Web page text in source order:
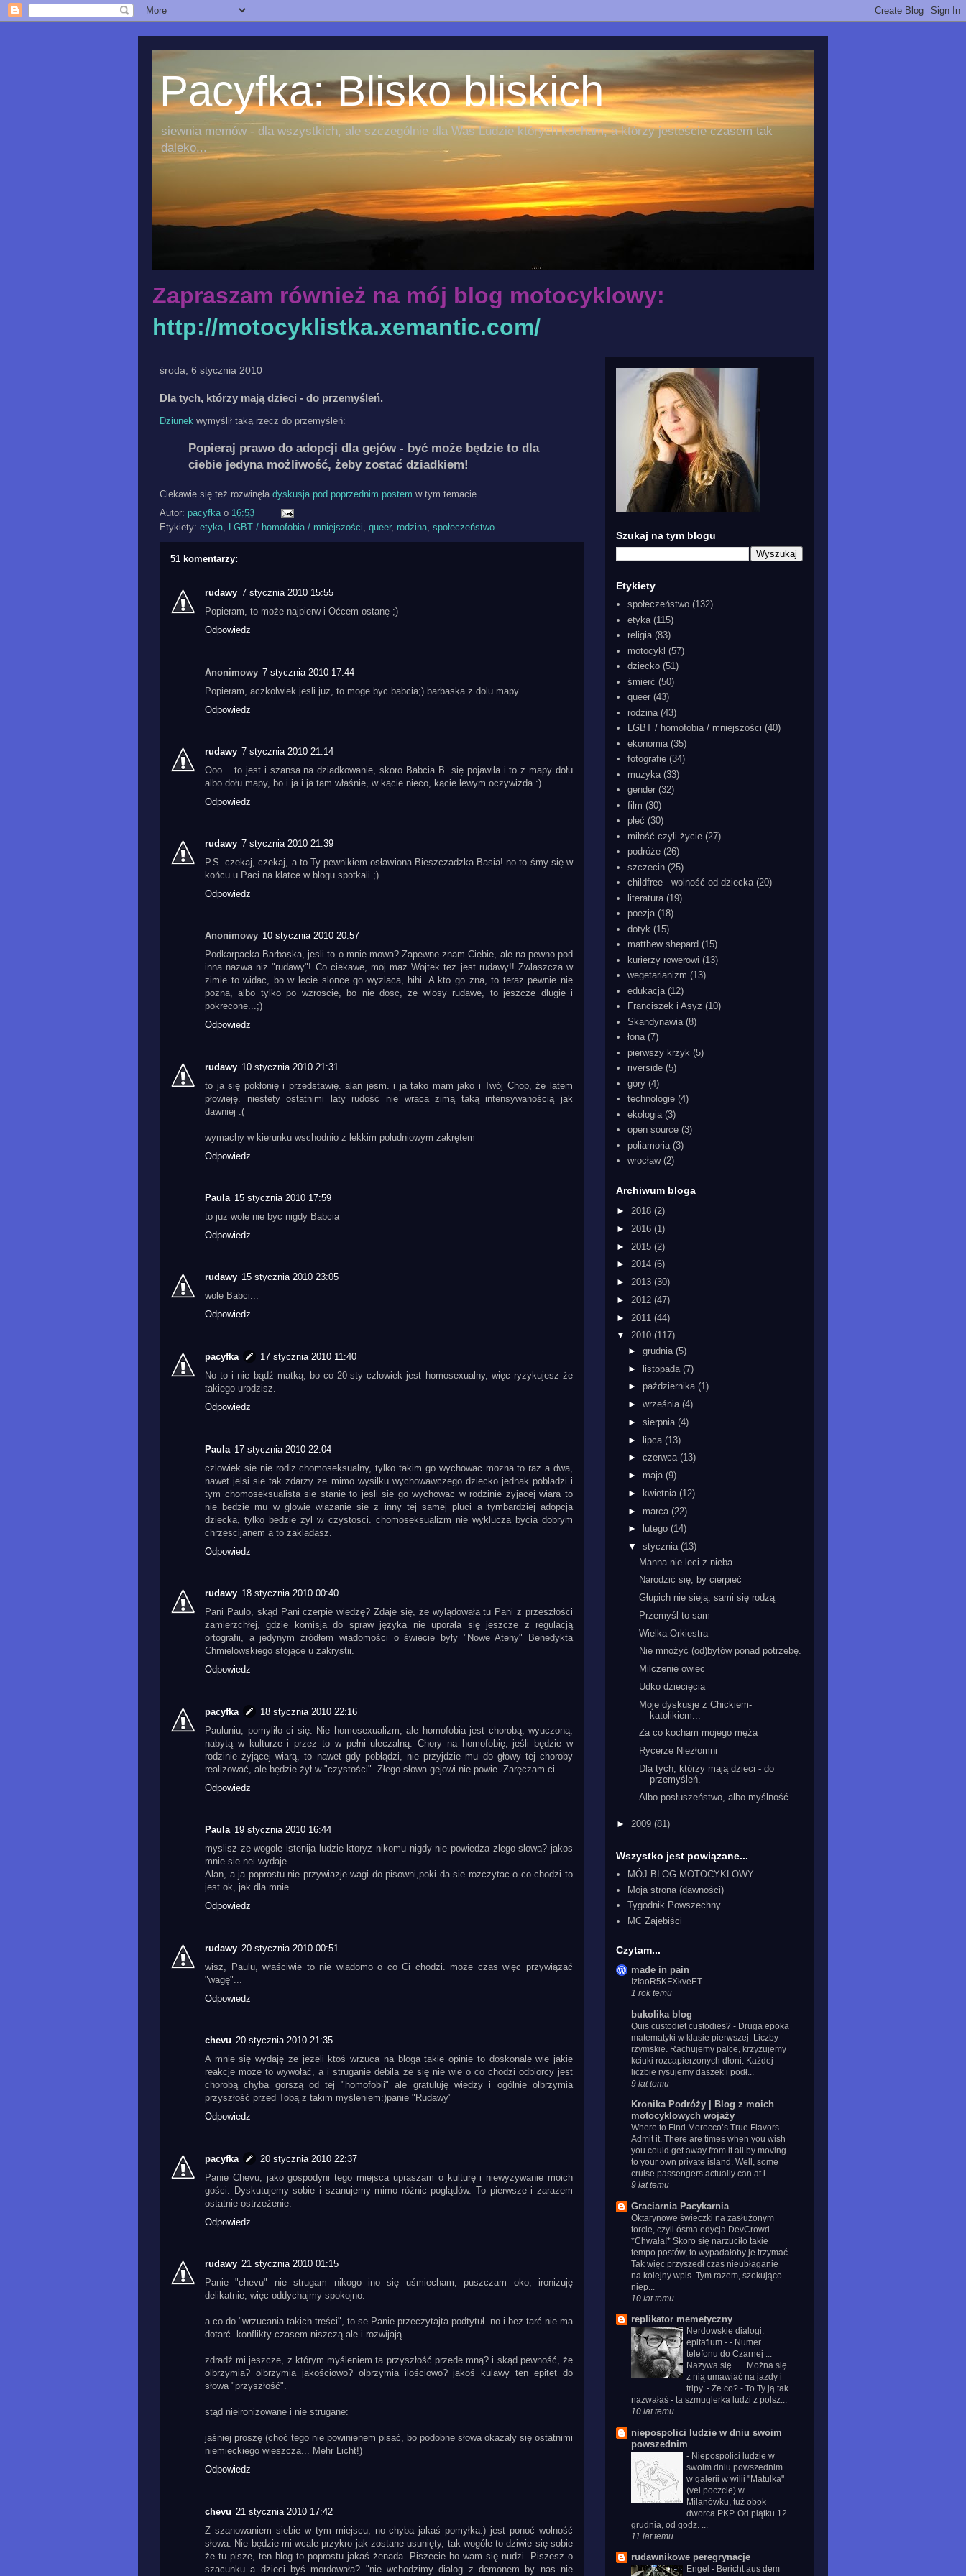
Pacyfka: Blisko bliskich
siewnia memów - dla wszystkich, ale szczególnie dla Was Ludzie których kocham, a którzy jesteście czasem tak
daleko...
Zapraszam również na mój blog motocyklowy:
http://motocyklistka.xemantic.com/
środa, 6 stycznia 2010
Dla tych, którzy mają dzieci - do przemyśleń.
Dziunek wymyślił taką rzecz do przemyśleń:
Popieraj prawo do adopcji dla gejów - być może będzie to dla
ciebie jedyna możliwość, żeby zostać dziadkiem!
Ciekawie się też rozwinęła dyskusja pod poprzednim postem w tym temacie.
Autor: pacyfka o 16:53
Etykiety: etyka, LGBT / homofobia / mniejszości, queer, rodzina, społeczeństwo
51 komentarzy:
rudawy 7 stycznia 2010 15:55
Popieram, to może najpierw i Oćcem ostanę ;)
Odpowiedz
Anonimowy 7 stycznia 2010 17:44
Popieram, aczkolwiek jesli juz, to moge byc babcia;) barbaska z dolu mapy
Odpowiedz
rudawy 7 stycznia 2010 21:14
Ooo... to jest i szansa na dziadkowanie, skoro Babcia B. się pojawiła i to z mapy dołu
albo dołu mapy, bo i ja i ja tam właśnie, w kącie nieco, kącie lewym oczywizda :)
Odpowiedz
rudawy 7 stycznia 2010 21:39
P.S. czekaj, czekaj, a to Ty pewnikiem osławiona Bieszczadzka Basia! no to śmy się w
końcu u Paci na klatce w blogu spotkali ;)
Odpowiedz
Anonimowy 10 stycznia 2010 20:57
Podkarpacka Barbaska, jesli to o mnie mowa? Zapewne znam Ciebie, ale na pewno pod
inna nazwa niz "rudawy"! Co ciekawe, moj maz Wojtek tez jest rudawy!! Zwlaszcza w
zimie to widac, bo w lecie slonce go wyzlaca, hihi. A kto go zna, to teraz pewnie nie
pozna, albo tylko po wzroscie, bo nie dosc, ze wlosy rudawe, to jeszcze dlugie i
pokrecone...;)
Odpowiedz
rudawy 10 stycznia 2010 21:31
to ja się pokłonię i przedstawię. alan jesm. i ja tako mam jako i Twój Chop, że latem
płowieję. niestety ostatnimi laty rudość nie wraca zimą taką intensywanością jak
dawniej :(
wymachy w kierunku wschodnio z lekkim południowym zakrętem
Odpowiedz
Paula 15 stycznia 2010 17:59
to juz wole nie byc nigdy Babcia
Odpowiedz
rudawy 15 stycznia 2010 23:05
wole Babci...
Odpowiedz
pacyfka
17 stycznia 2010 11:40
No to i nie bądź matką, bo co 20-sty człowiek jest homosexualny, więc ryzykujesz że
takiego urodzisz.
Odpowiedz
Paula 17 stycznia 2010 22:04
czlowiek sie nie rodiz chomoseksualny, tylko takim go wychowac mozna to raz a dwa,
nawet jelsi sie tak zdarzy ze mimo wysilku wychowawczego dziecko jednak pobladzi i
tym chomoseksualista sie stanie to jesli sie go wychowac w rodzinie zyjacej wiara to
nie bedzie mu w glowie wiazanie sie z inny tej samej pluci a tymbardziej adopcja
dziecka, tylko bedzie zyl w czystosci. chomoseksualizm nie wyklucza bycia dobrym
chrzescijanem a to zakladasz.
Odpowiedz
rudawy 18 stycznia 2010 00:40
Pani Paulo, skąd Pani czerpie wiedzę? Zdaje się, że wylądowała tu Pani z przeszłości
zamierzchłej, gdzie komisja do spraw języka nie uporała się jeszcze z regulacją
ortografii, a jedynym źródłem wiadomości o świecie były "Nowe Ateny" Benedykta
Chmielowskiego stojące u zakrystii.
Odpowiedz
pacyfka
18 stycznia 2010 22:16
Pauluniu, pomyliło ci się. Nie homosexualizm, ale homofobia jest chorobą, wyuczoną,
nabytą w kulturze i przez to w pełni uleczalną. Chory na homofobię, jeśli będzie w
rodzinie żyjącej wiarą, to nawet gdy pobłądzi, nie przyjdzie mu do głowy tej choroby
realizować, ale będzie żył w "czystości". Złego słowa gejowi nie powie. Zaręczam ci.
Odpowiedz
Paula 19 stycznia 2010 16:44
myslisz ze wogole istenija ludzie ktoryz nikomu nigdy nie powiedza zlego slowa? jakos
mnie sie nei wydaje.
Alan, a ja poprostu nie przywiazje wagi do pisowni,poki da sie rozczytac o co chodzi to
jest ok, jak dla mnie.
Odpowiedz
rudawy 20 stycznia 2010 00:51
wisz, Paulu, właściwie to nie wiadomo o co Ci chodzi. może czas więc przywiązać
"wagę"...
Odpowiedz
chevu 20 stycznia 2010 21:35
A mnie się wydaję że jeżeli ktoś wrzuca na bloga takie opinie to doskonale wie jakie
reakcje może to wywołać, a i struganie debila że się nie wie o co chodzi odbiorcy jest
chorobą chyba gorszą od tej "homofobii" ale gratuluję wiedzy i ogólnie olbrzymia
przyszłość przed Tobą z takim myśleniem:)panie "Rudawy"
Odpowiedz
pacyfka
20 stycznia 2010 22:37
Panie Chevu, jako gospodyni tego miejsca upraszam o kulturę i niewyzywanie moich
gości. Dyskutujemy sobie i szanujemy mimo różnic poglądów. To pierwsze i zarazem
ostatnie ostrzeżenie.
Odpowiedz
rudawy 21 stycznia 2010 01:15
Panie "chevu" nie strugam nikogo ino się uśmiecham, puszczam oko, ironizuję
delikatnie, więc oddychajmy spokojno.
a co do "wrzucania takich treści", to se Panie przeczytajta podtytuł. no i bez tarć nie ma
dotarć. konflikty czasem niszczą ale i rozwijają...
zdradź mi jeszcze, z którym myśleniem ta przyszłość przede mną? i skąd pewność, że
olbrzymia? olbrzymia jakościowo? olbrzymia ilościowo? jakoś kulawy ten epitet do
słowa "przyszłość".
stąd nieironizowane i nie strugane:
jaśniej proszę (choć tego nie powinienem pisać, bo podobne słowa okazały się ostatnimi
niemieckiego wieszcza... Mehr Licht!)
Odpowiedz
chevu 21 stycznia 2010 17:42
Z szanowaniem siebie w tym miejscu, no chyba jakaś pomyłka:) jest ponoć wolność
słowa. Nie będzie mi wcale przykro jak zostane usunięty, tak wogóle to dziwie się sobie
że tu pisze, ten blog to poprostu jakaś żenada. Piszecie bo wam się nudzi. Piszesz o
szacunku a dzieci byś mordowała? "nie wchodzimy dialog z demonem by nas nie
Szukaj na tym blogu
Etykiety
społeczeństwo (132)
etyka (115)
religia (83)
motocykl (57)
dziecko (51)
śmierć (50)
queer (43)
rodzina (43)
LGBT / homofobia / mniejszości (40)
ekonomia (35)
fotografie (34)
muzyka (33)
gender (32)
film (30)
płeć (30)
miłość czyli życie (27)
podróże (26)
szczecin (25)
childfree - wolność od dziecka (20)
literatura (19)
poezja (18)
dotyk (15)
matthew shepard (15)
kurierzy rowerowi (13)
wegetarianizm (13)
edukacja (12)
Franciszek i Asyż (10)
Skandynawia (8)
łona (7)
pierwszy krzyk (5)
riverside (5)
góry (4)
technologie (4)
ekologia (3)
open source (3)
poliamoria (3)
wrocław (2)
Archiwum bloga
► 2018 (2)
► 2016 (1)
► 2015 (2)
► 2014 (6)
► 2013 (30)
► 2012 (47)
► 2011 (44)
▼ 2010 (117)
► grudnia (5)
► listopada (7)
► października (1)
► września (4)
► sierpnia (4)
► lipca (13)
► czerwca (13)
► maja (9)
►
kwietnia (12)
► marca (22)
►
lutego (14)
▼ stycznia (13)
Manna nie leci z nieba
Narodzić się, by cierpieć
Głupich nie sieją, sami się rodzą
Przemyśl to sam
Wielka Orkiestra
Nie mnożyć (od)bytów ponad potrzebę.
Milczenie owiec
Udko dziecięcia
Moje dyskusje z Chickiem-
katolikiem...
Za co kocham mojego męża
Rycerze Niezłomni
Dla tych, którzy mają dzieci - do
przemyśleń.
Albo posłuszeństwo, albo myślność
► 2009 (81)
Wszystko jest powiązane...
MÓJ BLOG MOTOCYKLOWY
Moja strona (dawności)
Tygodnik Powszechny
MC Zajebiści
Czytam...
made in pain
IzIaoR5KFXkveET -
1 rok temu
bukolika blog
Quis custodiet custodies? - Druga epoka
matematyki w klasie pierwszej. Liczby
rzymskie. Rachujemy palce, krzyżujemy
kciuki rozcapierzonych dłoni. Każdej
liczbie rysujemy daszek i podł...
9 lat temu
Kronika Podróży | Blog z moich
motocyklowych wojaży
Where to Find Morocco’s True Flavors -
Admit it. There are times when you wish
you could get away from it all by moving
to your own private island. Well, some
cruise passengers actually can at l...
9 lat temu
Graciarnia Pacykarnia
Oktarynowe świeczki na zasłużonym
torcie, czyli ósma edycja DevCrowd -
*Chwała!* Skoro się narzuciło takie
tempo postów, to wypadałoby je trzymać.
Tak więc przyszedł czas nieubłaganie
na kolejny wpis. Tym razem, szokująco
niep...
10 lat temu
replikator memetyczny
Nerdowskie dialogi:
epitafium - - Numer
telefonu do Czarnej ...
Nazywa się ... . Można się
z nią umawiać na jazdy i
tripy. - Że co? - To Ty ją tak
nazwałaś - ta szmuglerka ludzi z polsz...
10 lat temu
niepospolici ludzie w dniu swoim
powszednim
- Niepospolici ludzie w
swoim dniu powszednim
w galerii w wilii "Matulka"
(vel poczcie) w
Milanówku, tuż obok
dworca PKP. Od piątku 12
grudnia, od godz. ...
11 lat temu
rudawnikowe peregrynacje
Engel - Bericht aus dem